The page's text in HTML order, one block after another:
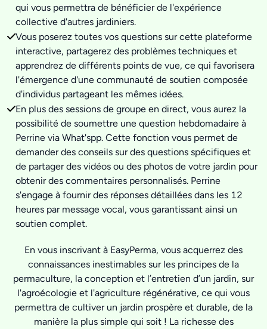
qui vous permettra de bénéficier de l'expérience
collective d'autres jardiniers.
Vous poserez toutes vos questions sur cette plateforme
interactive, partagerez des problèmes techniques et
apprendrez de différents points de vue, ce qui favorisera
l'émergence d'une communauté de soutien composée
d'individus partageant les mêmes idées.
En plus des sessions de groupe en direct, vous aurez la
possibilité de soumettre une question hebdomadaire à
Perrine via What'spp. Cette fonction vous permet de
demander des conseils sur des questions spécifiques et
de partager des vidéos ou des photos de votre jardin pour
obtenir des commentaires personnalisés. Perrine
s'engage à fournir des réponses détaillées dans les 12
heures par message vocal, vous garantissant ainsi un
soutien complet.
En vous inscrivant à EasyPerma, vous acquerrez des
connaissances inestimables sur les principes de la
permaculture, la conception et l’entretien d’un jardin, sur
l'agroécologie et l'agriculture régénérative, ce qui vous
permettra de cultiver un jardin prospère et durable, de la
manière la plus simple qui soit ! La richesse des